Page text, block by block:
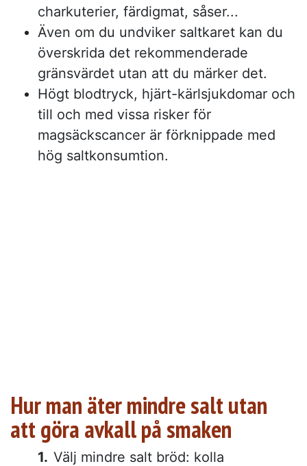
charkuterier, färdigmat, såser...
Även om du undviker saltkaret kan du
överskrida det rekommenderade
gränsvärdet utan att du märker det.
Högt blodtryck, hjärt-kärlsjukdomar och
till och med vissa risker för
magsäckscancer är förknippade med
hög saltkonsumtion.
Hur man äter mindre salt utan
att göra avkall på smaken
Välj mindre salt bröd: kolla